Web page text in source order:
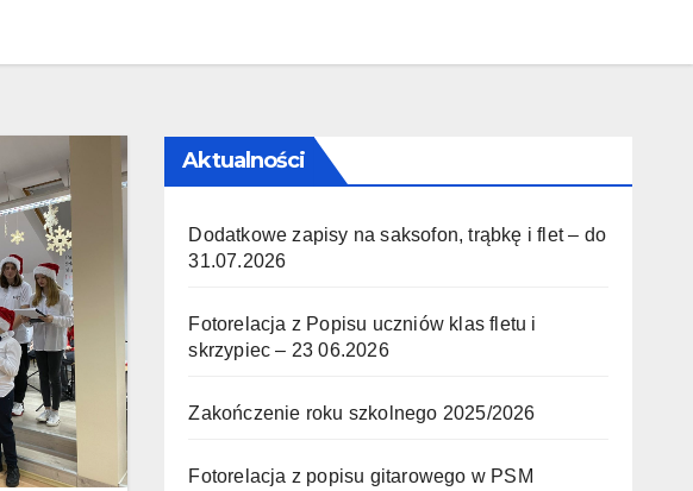
Aktualności
Dodatkowe zapisy na saksofon, trąbkę i flet – do
31.07.2026
Fotorelacja z Popisu uczniów klas fletu i
skrzypiec – 23 06.2026
Zakończenie roku szkolnego 2025/2026
Fotorelacja z popisu gitarowego w PSM